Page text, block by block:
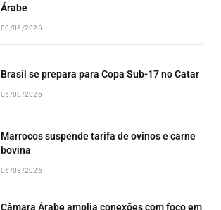
Árabe
06/08/2026
Brasil se prepara para Copa Sub-17 no Catar
06/08/2026
Marrocos suspende tarifa de ovinos e carne
bovina
06/08/2026
Câmara Árabe amplia conexões com foco em